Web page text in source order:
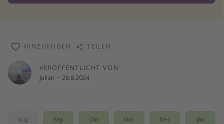
Disneyland Paris
Singlereisen
Strandurlaub
Gruppenreisen
Hotels in Amsterdam
VERÖFFENTLICHT VON
Julian · 28.8.2024
HINZUFÜGEN TEILEN
Aug Sep Okt Nov Dez Jan